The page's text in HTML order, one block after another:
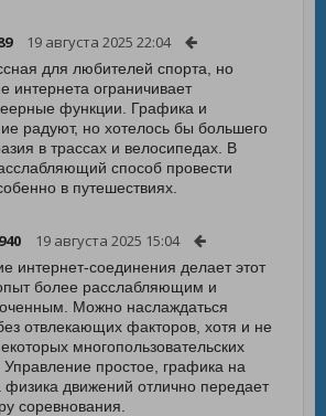
19 августа 2025 22:04
для любителей спорта, но
интернета ограничивает
функции. Графика и
радуют, но хотелось бы большего
в трассах и велосипедах. В
способ провести
в путешествиях.
19 августа 2025 15:04
интернет-соединения делает этот
более расслабляющим и
Можно наслаждаться
отвлекающих факторов, хотя и не
многопользовательских
простое, графика на
физика движений отлично передает
соревнования.